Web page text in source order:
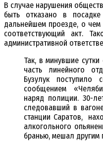
В случае нарушения
быть отказано в
дальнейшем проезде, о чем
соответствующий акт.
административной
Так, в минувшие
часть линейного
Бузулук
сообщением
наряд полиции. 30-
следовавший в
станции Саратов,
алкогольного
бранью, мешал другим